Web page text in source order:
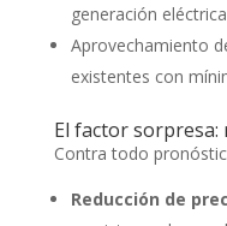
generación eléctrica
Aprovechamiento
existentes con
El factor sorpresa:
Contra todo
Reducción de